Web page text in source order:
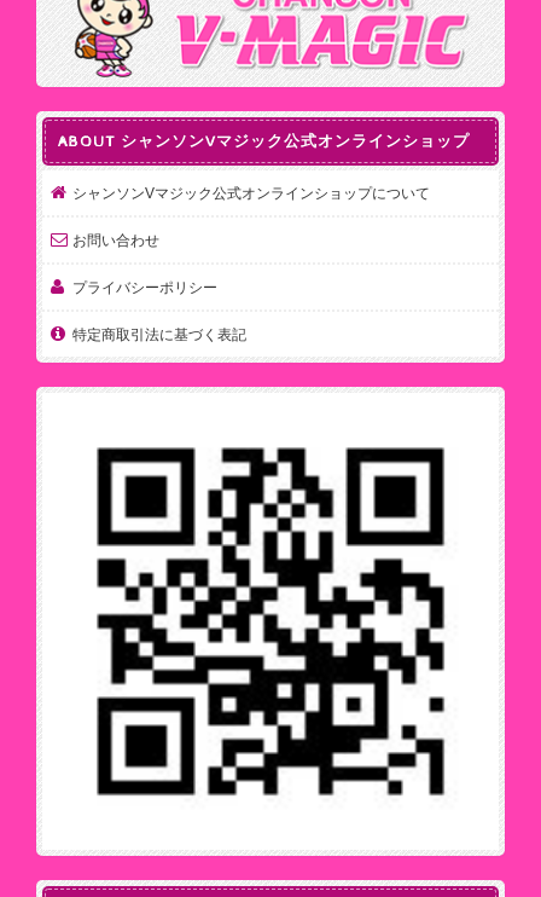
ABOUT シャンソンVマジック公式オンラインショップ
シャンソンVマジック公式オンラインショップについて
お問い合わせ
プライバシーポリシー
特定商取引法に基づく表記